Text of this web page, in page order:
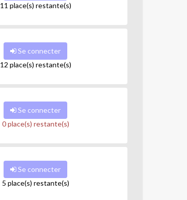
11 place(s) restante(s)
Se connecter
12 place(s) restante(s)
Se connecter
0 place(s) restante(s)
Se connecter
5 place(s) restante(s)